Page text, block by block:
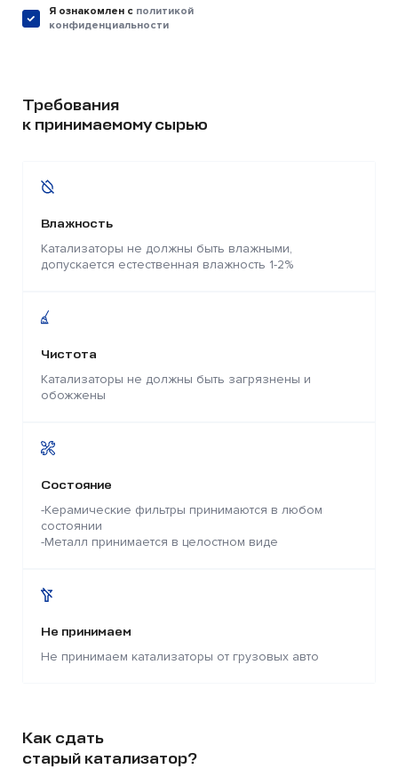
Я ознакомлен c политикой
конфиденциальности
Требования
к принимаемому сырью
Влажность
Катализаторы не должны быть влажными,
допускается естественная влажность 1-2%
Чистота
Катализаторы не должны быть загрязнены и
обожжены
Состояние
-Керамические фильтры принимаются в любом
состоянии
-Металл принимается в целостном виде
Не принимаем
Не принимаем катализаторы от грузовых авто
Как сдать
старый катализатор?